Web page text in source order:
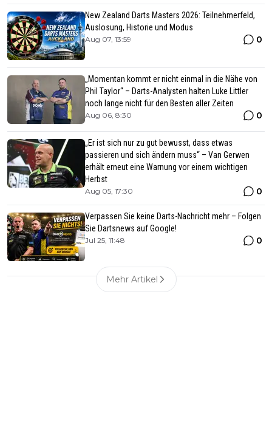
New Zealand Darts Masters 2026: Teilnehmerfeld,
Auslosung, Historie und Modus
Aug 07, 13:59 0
„Momentan kommt er nicht einmal in die Nähe von
Phil Taylor“ – Darts-Analysten halten Luke Littler
noch lange nicht für den Besten aller Zeiten
Aug 06, 8:30 0
„Er ist sich nur zu gut bewusst, dass etwas
passieren und sich ändern muss“ – Van Gerwen
erhält erneut eine Warnung vor einem wichtigen
Herbst
Aug 05, 17:30 0
Verpassen Sie keine Darts-Nachricht mehr – Folgen
Sie Dartsnews auf Google!
Jul 25, 11:48 0
Mehr Artikel